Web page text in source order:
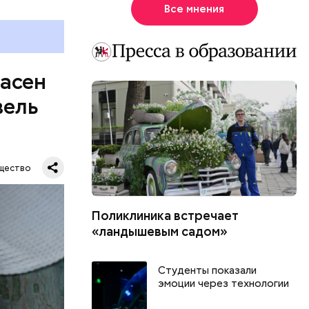
Все мнения
Поликлиника встречает
«ландышевым садом»
Студенты показали
эмоции через технологии